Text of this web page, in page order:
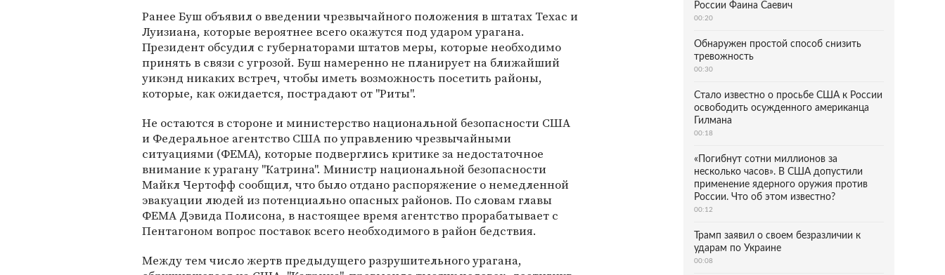
Ранее Буш объявил о введении чрезвычайного положения в штатах Техас и
Луизиана, которые вероятнее всего окажутся под ударом урагана.
Президент обсудил с губернаторами штатов меры, которые необходимо
принять в связи с угрозой. Буш намеренно не планирует на ближайший
уикэнд никаких встреч, чтобы иметь возможность посетить районы,
которые, как ожидается, пострадают от "Риты".
Не остаются в стороне и министерство национальной безопасности США
и Федеральное агентство США по управлению чрезвычайными
ситуациями (ФЕМА), которые подверглись критике за недостаточное
внимание к урагану "Катрина". Министр национальной безопасности
Майкл Чертофф сообщил, что было отдано распоряжение о немедленной
эвакуации людей из потенциально опасных районов. По словам главы
ФЕМА Дэвида Полисона, в настоящее время агентство прорабатывает с
Пентагоном вопрос поставок всего необходимого в район бедствия.
Между тем число жертв предыдущего разрушительного урагана,
России Фаина Саевич
00:20
Обнаружен простой способ снизить
тревожность
00:30
Стало известно о просьбе США к России
освободить осужденного американца
Гилмана
00:18
«Погибнут сотни миллионов за
несколько часов». В США допустили
применение ядерного оружия против
России. Что об этом известно?
00:12
Трамп заявил о своем безразличии к
ударам по Украине
00:08